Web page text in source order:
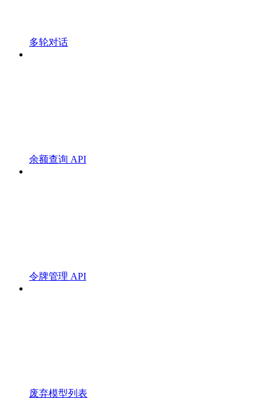
多轮对话
余额查询 API
令牌管理 API
废弃模型列表